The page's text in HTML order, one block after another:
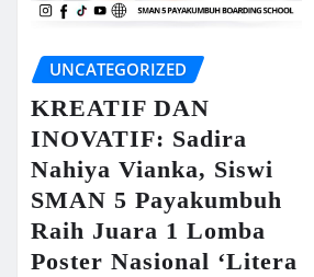
UNCATEGORIZED
KREATIF DAN
INOVATIF: Sadira
Nahiya Vianka, Siswi
SMAN 5 Payakumbuh
Raih Juara 1 Lomba
Poster Nasional ‘Litera